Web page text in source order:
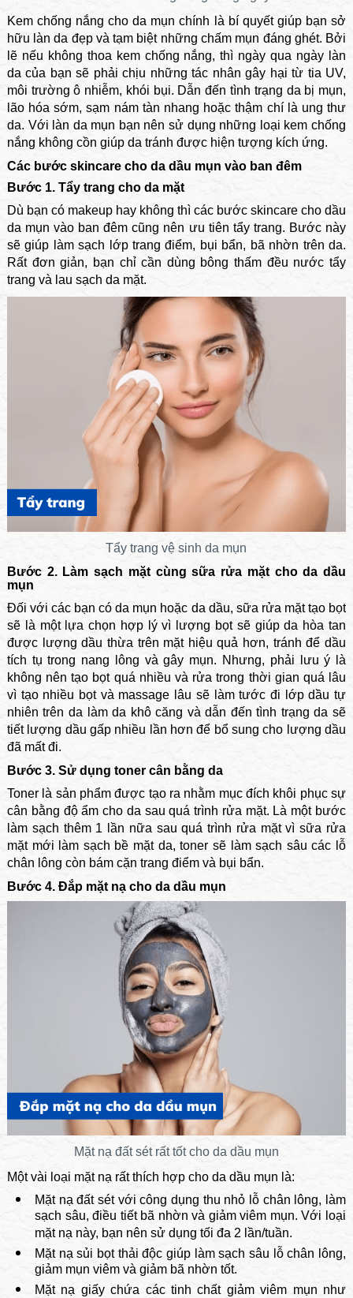
Kem chống nắng cho da mụn chính là bí quyết giúp bạn sở
hữu làn da đẹp và tạm biệt những chấm mụn đáng ghét. Bởi
lẽ nếu không thoa kem chống nắng, thì ngày qua ngày làn
da của bạn sẽ phải chịu những tác nhân gây hại từ tia UV,
môi trường ô nhiễm, khói bụi. Dẫn đến tình trạng da bị mụn,
lão hóa sớm, sạm nám tàn nhang hoặc thậm chí là ung thư
da. Với làn da mụn bạn nên sử dụng những loại kem chống
nắng không cồn giúp da tránh được hiện tượng kích ứng.
Các bước skincare cho da dầu mụn vào ban đêm
Bước 1. Tẩy trang cho da mặt
Dù bạn có makeup hay không thì các bước skincare cho dầu
da mụn vào ban đêm cũng nên ưu tiên tẩy trang. Bước này
sẽ giúp làm sạch lớp trang điểm, bụi bẩn, bã nhờn trên da.
Rất đơn giản, bạn chỉ cần dùng bông thấm đều nước tẩy
trang và lau sạch da mặt.
Tẩy trang vệ sinh da mụn
Bước 2. Làm sạch mặt cùng sữa rửa mặt cho da dầu
mụn
Đối với các bạn có da mụn hoặc da dầu, sữa rửa mặt tạo bọt
sẽ là một lựa chọn hợp lý vì lượng bọt sẽ giúp da hòa tan
được lượng dầu thừa trên mặt hiệu quả hơn, tránh để dầu
tích tụ trong nang lông và gây mụn. Nhưng, phải lưu ý là
không nên tạo bọt quá nhiều và rửa trong thời gian quá lâu
vì tạo nhiều bọt và massage lâu sẽ làm tước đi lớp dầu tự
nhiên trên da làm da khô căng và dẫn đến tình trạng da sẽ
tiết lượng dầu gấp nhiều lần hơn để bổ sung cho lượng dầu
đã mất đi.
Bước 3. Sử dụng toner cân bằng da
Toner là sản phẩm được tạo ra nhằm mục đích khôi phục sự
cân bằng độ ẩm cho da sau quá trình rửa mặt. Là một bước
làm sạch thêm 1 lần nữa sau quá trình rửa mặt vì sữa rửa
mặt mới làm sạch bề mặt da, toner sẽ làm sạch sâu các lỗ
chân lông còn bám cặn trang điểm và bụi bẩn.
Bước 4. Đắp mặt nạ cho da dầu mụn
Mặt nạ đất sét rất tốt cho da dầu mụn
Một vài loại mặt nạ rất thích hợp cho da dầu mụn là:
Mặt nạ đất sét với công dụng thu nhỏ lỗ chân lông, làm
sạch sâu, điều tiết bã nhờn và giảm viêm mụn. Với loại
mặt nạ này, bạn nên sử dụng tối đa 2 lần/tuần.
Mặt nạ sủi bọt thải độc giúp làm sạch sâu lỗ chân lông,
giảm mụn viêm và giảm bã nhờn tốt.
Mặt nạ giấy chứa các tinh chất giảm viêm mụn như